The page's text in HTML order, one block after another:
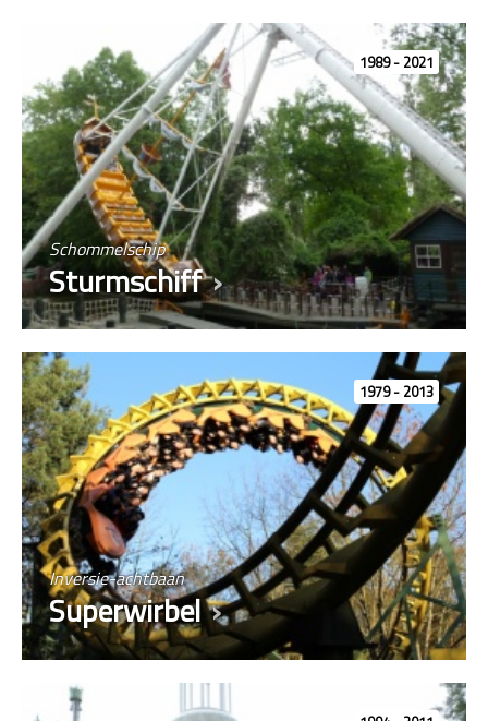
Schommelschip
Sturmschiff
1989 - 2021
Inversie-achtbaan
Superwirbel
1979 - 2013